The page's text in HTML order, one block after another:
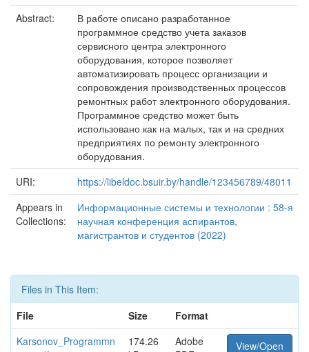
Abstract:
В работе описано разработанное
программное средство учета заказов
сервисного центра электронного
оборудования, которое позволяет
автоматизировать процесс организации и
сопровождения производственных процессов
ремонтных работ электронного оборудования.
Программное средство может быть
использовано как на малых, так и на средних
предприятиях по ремонту электронного
оборудования.
URI:
https://libeldoc.bsuir.by/handle/123456789/48011
Appears in
Collections:
Информационные системы и технологии : 58-я
научная конференция аспирантов,
магистрантов и студентов (2022)
Files in This Item:
File
Size
Format
Karsonov_Programmn
174.26
Adobe
View/Open